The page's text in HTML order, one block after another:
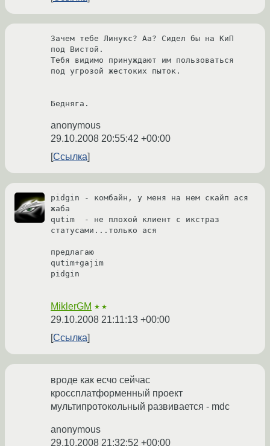
Зачем тебе Линукс? Аа? Сидел бы на КиП
под Вистой.
Тебя видимо принуждают им пользоваться
под угрозой жестоких пыток.
Бедняга.
anonymous
29.10.2008 20:55:42 +00:00
Ссылка
pidgin - комбайн, у меня на нем скайп ася
жаба
qutim  - не плохой клиент с икстраз
статусами...только ася
предлагаю
qutim+gajim
pidgin
MiklerGM ★★
29.10.2008 21:11:13 +00:00
Ссылка
вроде как есчо сейчас
кроссплатформенный проект
мультипротокольный развивается - mdc
anonymous
29.10.2008 21:32:52 +00:00